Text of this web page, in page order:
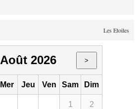
Les Etoiles
Août 2026 >
Mer Jeu Ven Sam Dim
1 2